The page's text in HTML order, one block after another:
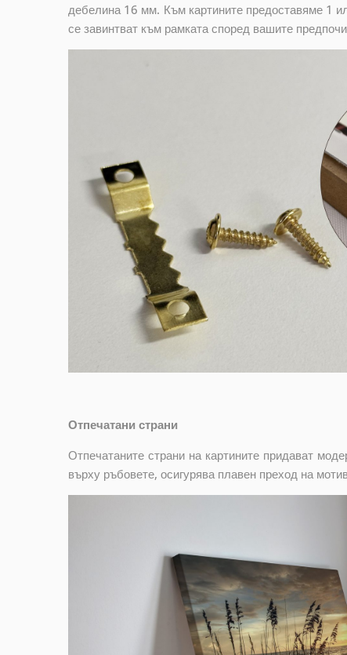
дебелина 16 мм. Към картините предоставяме 1
се завинтват към рамката според вашите
Отпечатани страни
Отпечатаните страни на картините придават
върху ръбовете, осигурява плавен преход на